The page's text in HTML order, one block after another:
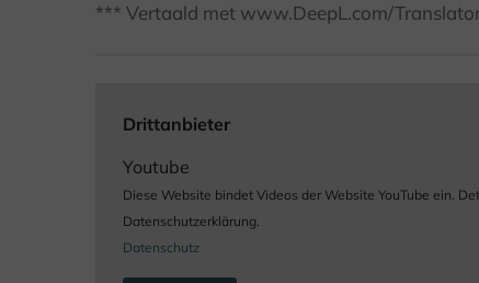
*** Vertaald met www.DeepL.com/
Drittanbieter
Youtube
Diese Website bindet Videos der Website YouTube ein.
Datenschutzerklärung.
Datenschutz